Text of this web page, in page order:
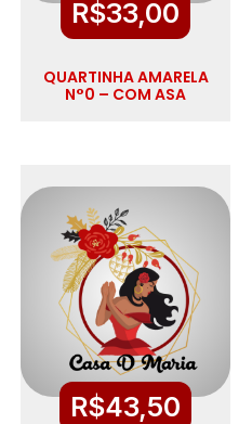
R$33,00
QUARTINHA AMARELA
N°0 – COM ASA
R$43,50